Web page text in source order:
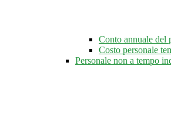
Conto annuale del
Costo personale
Personale non a tempo